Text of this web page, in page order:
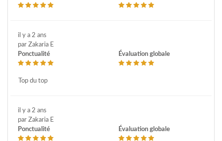
il y a 2 ans
par Zakaria E
Ponctualité
Évaluation globale
Top du top
il y a 2 ans
par Zakaria E
Ponctualité
Évaluation globale